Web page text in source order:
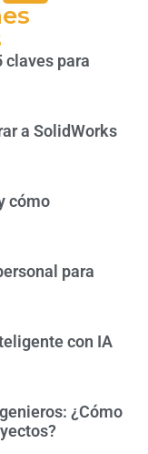
claves para
a SolidWorks
cómo
para
con IA
¿Cómo